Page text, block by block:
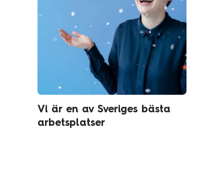
Vi är en av Sveriges bästa
arbetsplatser